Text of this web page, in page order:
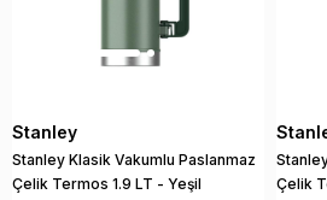
Stanley
Stanley Klasik Vakumlu Paslanmaz
Çelik Termos 1.9 LT - Yeşil
Çelik